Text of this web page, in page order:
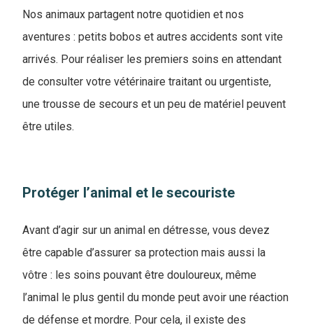
Nos animaux partagent notre quotidien et nos
aventures : petits bobos et autres accidents sont vite
arrivés. Pour réaliser les premiers soins en attendant
de consulter votre vétérinaire traitant ou urgentiste,
une trousse de secours et un peu de matériel peuvent
être utiles.
Protéger l’animal et le secouriste
Avant d’agir sur un animal en détresse, vous devez
être capable d’assurer sa protection mais aussi la
vôtre : les soins pouvant être douloureux, même
l’animal le plus gentil du monde peut avoir une réaction
de défense et mordre. Pour cela, il existe des